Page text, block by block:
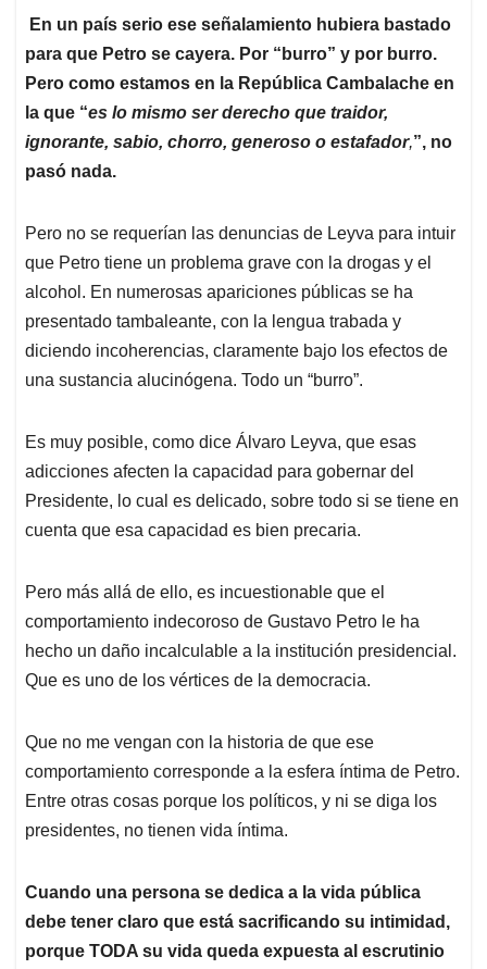
En un país serio ese señalamiento hubiera bastado
para que Petro se cayera. Por “burro” y por burro.
Pero como estamos en la República Cambalache en
la que “es lo mismo ser derecho que traidor,
ignorante, sabio, chorro, generoso o estafador,”, no
pasó nada.
Pero no se requerían las denuncias de Leyva para intuir
que Petro tiene un problema grave con la drogas y el
alcohol. En numerosas apariciones públicas se ha
presentado tambaleante, con la lengua trabada y
diciendo incoherencias, claramente bajo los efectos de
una sustancia alucinógena. Todo un “burro”.
Es muy posible, como dice Álvaro Leyva, que esas
adicciones afecten la capacidad para gobernar del
Presidente, lo cual es delicado, sobre todo si se tiene en
cuenta que esa capacidad es bien precaria.
Pero más allá de ello, es incuestionable que el
comportamiento indecoroso de Gustavo Petro le ha
hecho un daño incalculable a la institución presidencial.
Que es uno de los vértices de la democracia.
Que no me vengan con la historia de que ese
comportamiento corresponde a la esfera íntima de Petro.
Entre otras cosas porque los políticos, y ni se diga los
presidentes, no tienen vida íntima.
Cuando una persona se dedica a la vida pública
debe tener claro que está sacrificando su intimidad,
porque TODA su vida queda expuesta al escrutinio